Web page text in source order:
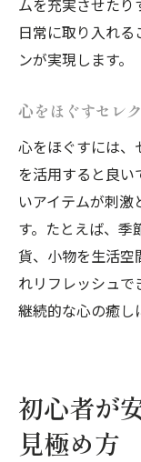
日常に取り入れ
ンが実現します。
心をほぐすセレ
心をほぐすには、
を活用すると良い
いアイテムが刺
す。たとえば、季
貨、小物を生活空
れリフレッシュで
継続的な心の癒し
初心者が
見極め方